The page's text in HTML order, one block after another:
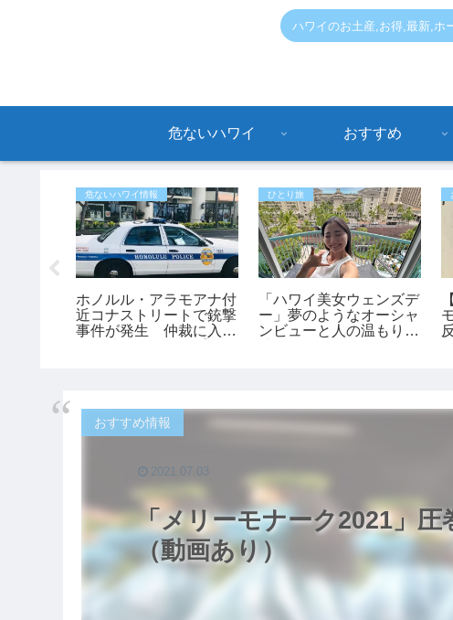
ハワイのお土産,お得,最新,ホ
危ないハワイ おすすめ
危ないハワイ情報
ホノルル・アラモアナ付
近コナストリートで銃撃
事件が発生 仲裁に入っ
ひとり旅
「ハワイ美女ウェンズデ
ー」夢のようなオーシャ
ンビューと人の温もりに
「メリーモナーク2021」
（動画あり）
おすすめ情報
2021.07.03